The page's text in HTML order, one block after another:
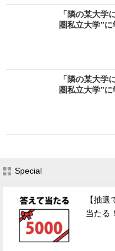
「隣の某大
圏私立大学”
「隣の某大
圏私立大学”
Special
【抽
当たる